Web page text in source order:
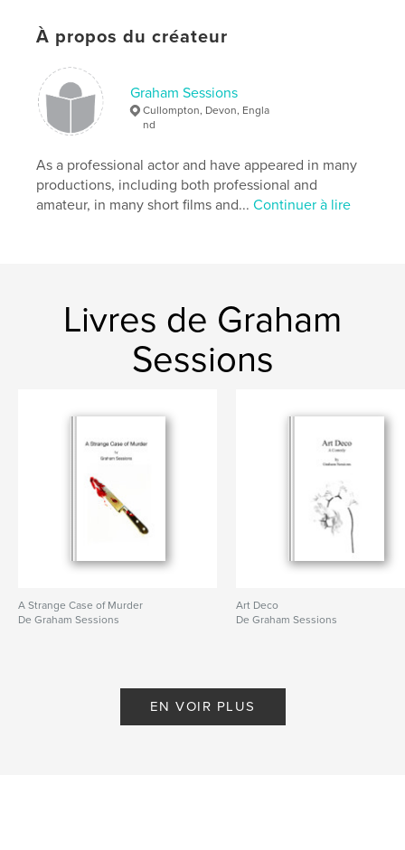
LangueEnglish
apologies sadness , relationships
drama
À propos du créateur
Graham Sessions
Cullompton, Devon, Engla
nd
As a professional actor and have appeared in many
productions, including both professional and
amateur, in many short films and...Continuer à lire
Livres de Graham
Sessions
A Strange Case of Murder
De Graham Sessions
Art Deco
De Graham Sessions
EN VOIR PLUS